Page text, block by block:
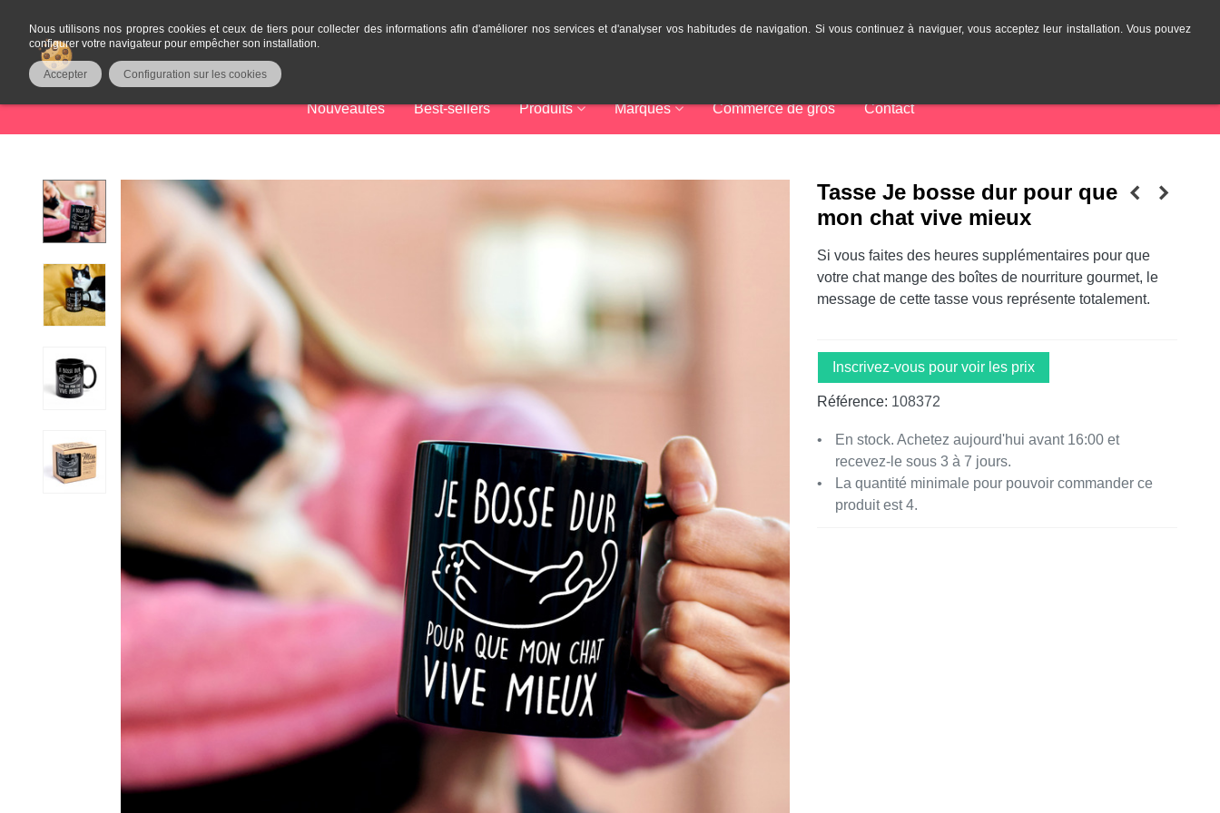
Nous utilisons nos propres cookies et ceux de tiers pour collecter des informations afin d'améliorer nos services et d'analyser vos habitudes de navigation. Si vous continuez à naviguer, vous acceptez leur installation. Vous pouvez
configurer votre navigateur pour empêcher son installation.
Accepter Configuration sur les cookies
Nouveautés Best-sellers Produits Marques Commerce de gros Contact
Tasse Je bosse dur pour que
mon chat vive mieux
Si vous faites des heures supplémentaires pour que
votre chat mange des boîtes de nourriture gourmet, le
message de cette tasse vous représente totalement.
Inscrivez-vous pour voir les prix
Référence: 108372
En stock. Achetez aujourd'hui avant 16:00 et
recevez-le sous 3 à 7 jours.
La quantité minimale pour pouvoir commander ce
produit est 4.